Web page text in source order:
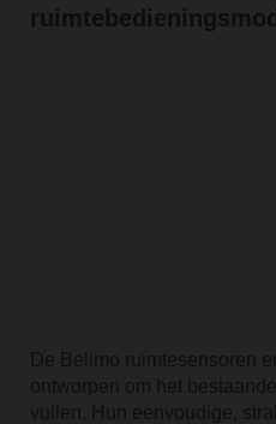
De Belimo ruimtesensoren
ontworpen om het
vullen. Hun eenvoudige,